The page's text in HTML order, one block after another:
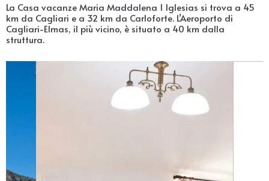
La Casa vacanze Maria Maddalena 1 Iglesias si trova a 45
km da Cagliari e a 32 km da Carloforte. L’Aeroporto di
Cagliari-Elmas, il più vicino, è situato a 40 km dalla
struttura.